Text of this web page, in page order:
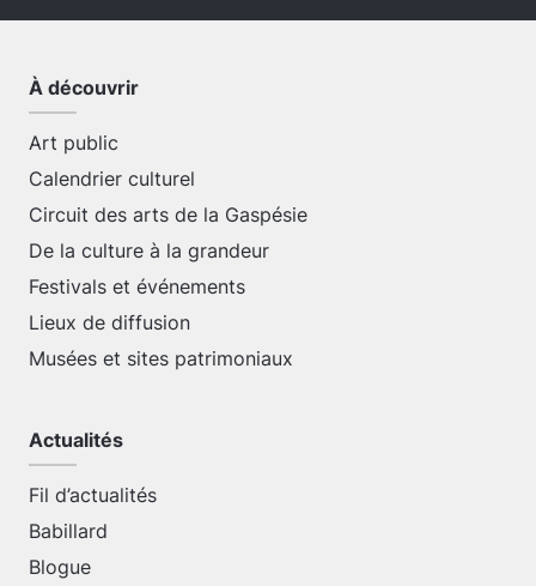
À découvrir
Art public
Calendrier culturel
Circuit des arts de la Gaspésie
De la culture à la grandeur
Festivals et événements
Lieux de diffusion
Musées et sites patrimoniaux
Actualités
Fil d’actualités
Babillard
Blogue